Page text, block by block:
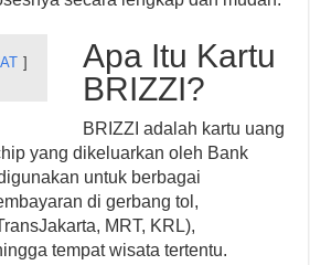
Apa Itu Kartu
BRIZZI?
BRIZZI adalah kartu uang
yang dikeluarkan oleh Bank
untuk berbagai
di gerbang tol,
MRT, KRL),
tempat wisata tertentu.